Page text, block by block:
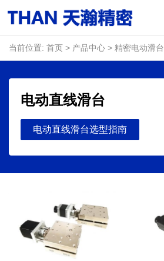
当前位置: 首页 > 产品中心 > 精密电动滑台
电动直线滑台
电动直线滑台选型指南